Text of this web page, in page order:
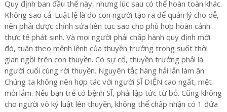
Quy định ban đầu thế này, nhưng lúc sau có thể hoàn toàn khác.
Không sao cả. Luật lệ là do con người tạo ra để quản lý cho dễ,
nên phải được chỉnh sửa liên tục sao cho phù hợp hoàn cảnh
thực tế phát sinh. Và mọi người phải chấp hành quy định mới
đó, tuân theo mệnh lệnh của thuyền trưởng trong suốt thời
gian ngồi trên con thuyền. Có sự cố, thuyền trưởng phải là
người cuối cùng rời thuyền. Nguyên tắc hàng hải lẫn làm ăn.
Chúng ta không nên hợp tác với người SĨ DIỆN cao ngất, mệt
mỏi lắm. Nếu bạn trẻ có bệnh SĨ, phải lập tức từ bỏ. Cũng không
cho người vô kỷ luật lên thuyền, không thể chấp nhận có 1 đứa